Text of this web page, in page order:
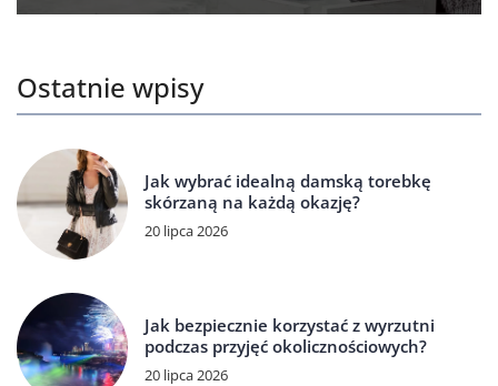
Ostatnie wpisy
Jak wybrać idealną damską torebkę
skórzaną na każdą okazję?
20 lipca 2026
Jak bezpiecznie korzystać z wyrzutni
podczas przyjęć okolicznościowych?
20 lipca 2026